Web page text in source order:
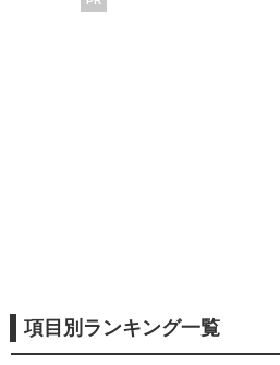
項目別ランキング一覧